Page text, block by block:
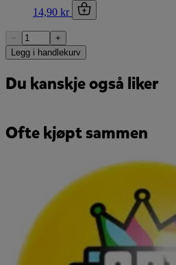
14,90 kr
−
+
Legg i handlekurv
Du kanskje også liker
Ofte kjøpt sammen